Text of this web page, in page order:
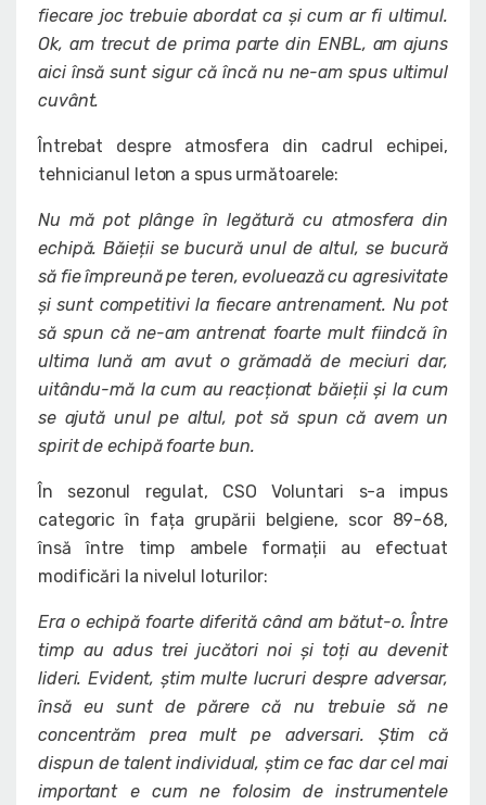
fiecare joc trebuie abordat ca și cum ar fi ultimul.
Ok, am trecut de prima parte din ENBL, am ajuns
aici însă sunt sigur că încă nu ne-am spus ultimul
cuvânt.
Întrebat despre atmosfera din cadrul echipei,
tehnicianul leton a spus următoarele:
Nu mă pot plânge în legătură cu atmosfera din
echipă. Băieții se bucură unul de altul, se bucură
să fie împreună pe teren, evoluează cu agresivitate
și sunt competitivi la fiecare antrenament. Nu pot
să spun că ne-am antrenat foarte mult fiindcă în
ultima lună am avut o grămadă de meciuri dar,
uitându-mă la cum au reacționat băieții și la cum
se ajută unul pe altul, pot să spun că avem un
spirit de echipă foarte bun.
În sezonul regulat, CSO Voluntari s-a impus
categoric în fața grupării belgiene, scor 89-68,
însă între timp ambele formații au efectuat
modificări la nivelul loturilor:
Era o echipă foarte diferită când am bătut-o. Între
timp au adus trei jucători noi și toți au devenit
lideri. Evident, știm multe lucruri despre adversar,
însă eu sunt de părere că nu trebuie să ne
concentrăm prea mult pe adversari. Știm că
dispun de talent individual, știm ce fac dar cel mai
important e cum ne folosim de instrumentele